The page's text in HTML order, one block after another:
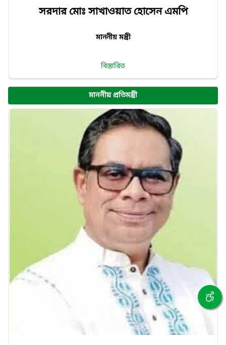
সরদার মোঃ সাখাওয়াত হোসেন এমপি
মাননীয় মন্ত্রী
বিস্তারিত
মাননীয় প্রতিমন্ত্রী